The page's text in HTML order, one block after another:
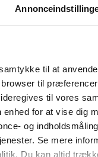
til at
til
til vores
for at vise dig
og
Se mere
Du kan altid
men blev
sæson 2